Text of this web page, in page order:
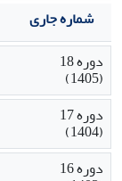
شماره جاری
دوره 18
(1405)
دوره 17
(1404)
دوره 16